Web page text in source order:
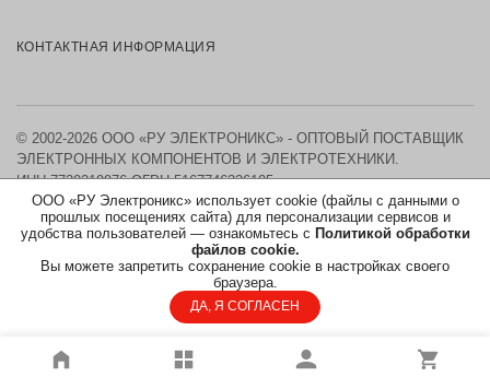
ООО «РУ Электроникс» использует cookie (файлы с данными о
прошлых посещениях сайта) для персонализации сервисов и
удобства пользователей — ознакомьтесь с Политикой обработки
файлов cookie.
Вы можете запретить сохранение cookie в настройках своего
браузера.
ДА, Я СОГЛАСЕН
КОНТАКТНАЯ ИНФОРМАЦИЯ
© 2002-2026 ООО «РУ ЭЛЕКТРОНИКС» - ОПТОВЫЙ ПОСТАВЩИК
ЭЛЕКТРОННЫХ КОМПОНЕНТОВ И ЭЛЕКТРОТЕХНИКИ.
ИНН 7730219976 ОГРН 5167746326105
КАРТА САЙТА
ПОЛИТИКА ОБРАБОТКИ ПЕРСОНАЛЬНЫХ ДАННЫХ
СОГЛАСИЕ НА ОБРАБОТКУ ПЕРСОНАЛЬНЫХ ДАННЫХ